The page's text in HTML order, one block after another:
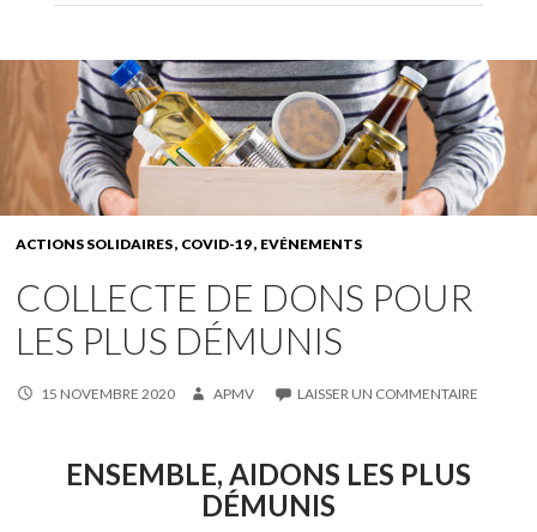
ACTIONS SOLIDAIRES COVID-19 EVÉNEMENTS
COLLECTE DE DONS POUR
LES PLUS DÉMUNIS
15 NOVEMBRE 2020 APMV LAISSER UN COMMENTAIRE
ENSEMBLE, AIDONS LES PLUS
DÉMUNIS